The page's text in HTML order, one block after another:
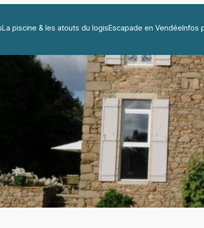
La piscine & les atouts du logisEscapade en VendéeInfos